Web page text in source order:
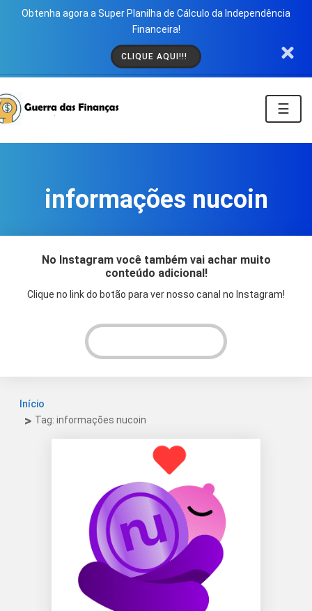
Obtenha agora a Super Planilha de Cálculo da Independência
Financeira!
CLIQUE AQUI!!!
☰
informações nucoin
No Instagram você também vai achar muito
conteúdo adicional!
Clique no link do botão para ver nosso canal no Instagram!
Início
Tag: informações nucoin